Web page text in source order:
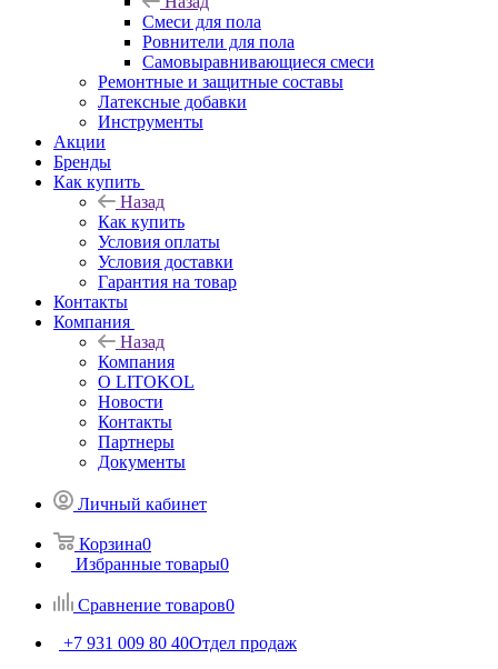
Смеси для пола
Ровнители для пола
Самовыравнивающиеся смеси
Ремонтные и защитные составы
Латексные добавки
Инструменты
Акции
Бренды
Как купить
Назад
Как купить
Условия оплаты
Условия доставки
Гарантия на товар
Контакты
Компания
Назад
Компания
О LITOKOL
Новости
Контакты
Партнеры
Документы
Личный кабинет
Корзина0
Избранные товары0
Сравнение товаров0
+7 931 009 80 40Отдел продаж